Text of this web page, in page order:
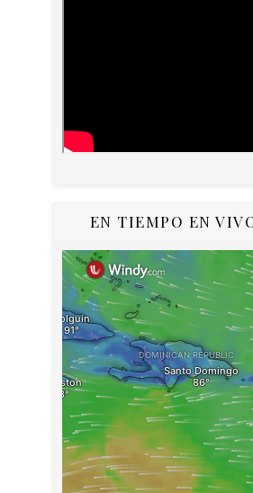
EN TIEMPO EN